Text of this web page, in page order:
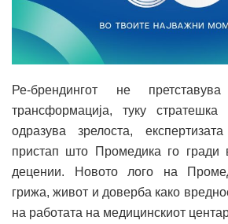
Ре-брендингот не
трансформација, туку
одразува зрелоста,
пристап што Промедика го гради
децении. Новото лого на
грижа, живот и доверба како
на работата на медицинскиот